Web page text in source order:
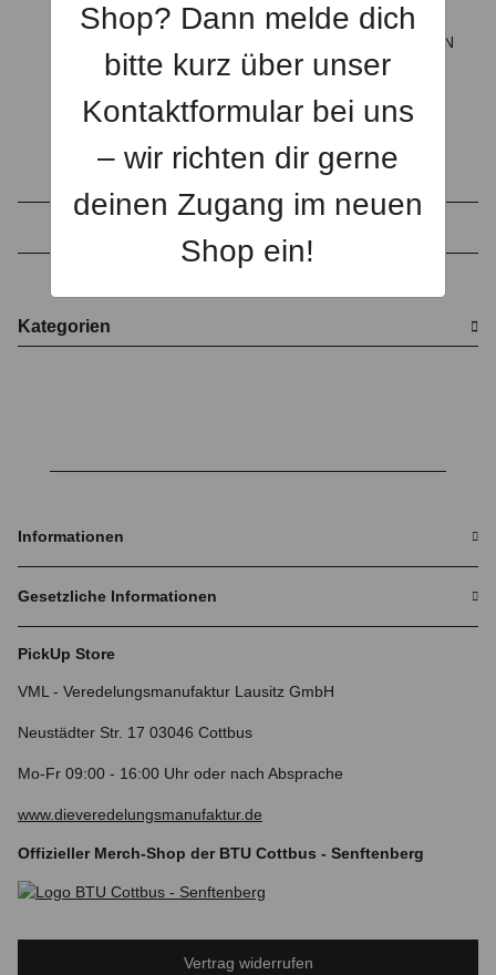
€ 24,90*
SOLID SHIRT WOMAN
€ 24,90
Artikel 1 - 4 von 4
Kategorien
Informationen
Gesetzliche Informationen
PickUp Store
VML - Veredelungsmanufaktur Lausitz GmbH
Neustädter Str. 17 03046 Cottbus
Mo-Fr 09:00 - 16:00 Uhr oder nach Absprache
www.dieveredelungsmanufaktur.de
Offizieller Merch-Shop der BTU Cottbus - Senftenberg
Vertrag widerrufen
Shop? Dann melde dich
bitte kurz über unser
Kontaktformular bei uns
– wir richten dir gerne
deinen Zugang im neuen
Shop ein!